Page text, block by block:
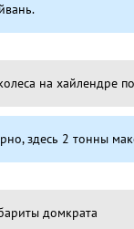
на хайлендре
здесь 2 тонны
домкрата